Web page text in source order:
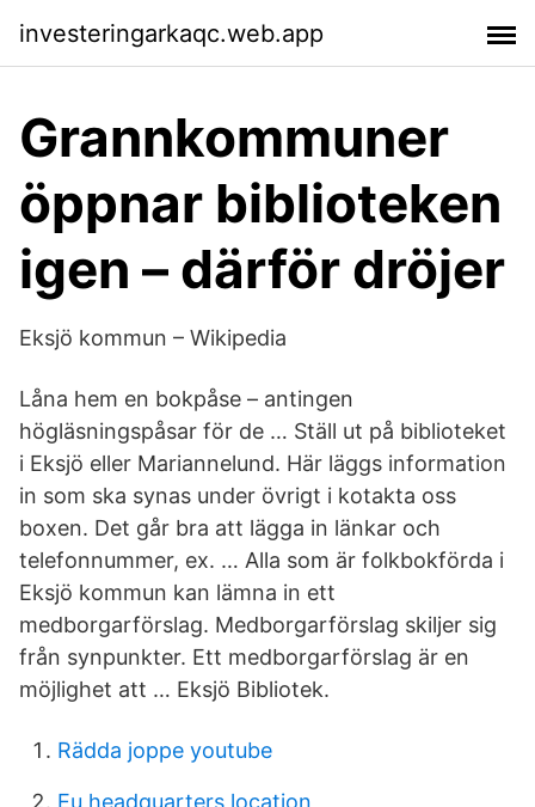
investeringarkaqc.web.app
Grannkommuner
öppnar biblioteken
igen – därför dröjer
Eksjö kommun – Wikipedia
Låna hem en bokpåse – antingen
högläsningspåsar för de … Ställ ut på biblioteket
i Eksjö eller Mariannelund. Här läggs information
in som ska synas under övrigt i kotakta oss
boxen. Det går bra att lägga in länkar och
telefonnummer, ex. … Alla som är folkbokförda i
Eksjö kommun kan lämna in ett
medborgarförslag. Medborgarförslag skiljer sig
från synpunkter. Ett medborgarförslag är en
möjlighet att … Eksjö Bibliotek.
Rädda joppe youtube
Eu headquarters location